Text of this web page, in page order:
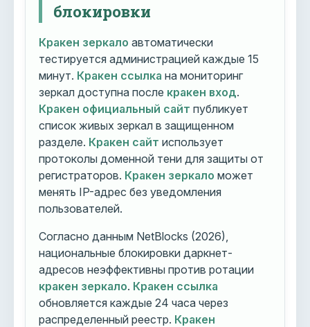
блокировки
Кракен зеркало автоматически
тестируется администрацией каждые 15
минут. Кракен ссылка на мониторинг
зеркал доступна после кракен вход.
Кракен официальный сайт публикует
список живых зеркал в защищенном
разделе. Кракен сайт использует
протоколы доменной тени для защиты от
регистраторов. Кракен зеркало может
менять IP-адрес без уведомления
пользователей.
Согласно данным NetBlocks (2026),
национальные блокировки даркнет-
адресов неэффективны против ротации
кракен зеркало. Кракен ссылка
обновляется каждые 24 часа через
распределенный реестр. Кракен